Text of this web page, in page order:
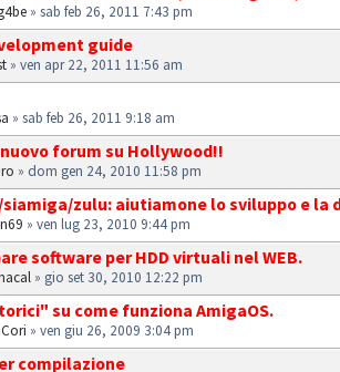
» sab feb 26, 2011 7:43 pm
guide
» ven apr 22, 2011 11:56 am
» sab feb 26, 2011 9:18 am
forum su Hollywood!!
» dom gen 24, 2010 11:58 pm
zulu: aiutiamone lo sviluppo e la
» ven lug 23, 2010 9:44 pm
software per HDD virtuali nel WEB.
» gio set 30, 2010 12:22 pm
su come funziona AmigaOS.
» ven giu 26, 2009 3:04 pm
compilazione